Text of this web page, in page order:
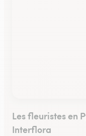
Les fleuristes en
Interflora